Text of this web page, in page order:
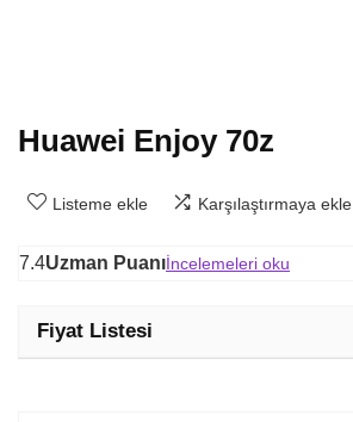
Huawei Enjoy 70z
Listeme ekle Karşılaştırmaya ekle
7.4Uzman Puanıİncelemeleri oku
Fiyat Listesi